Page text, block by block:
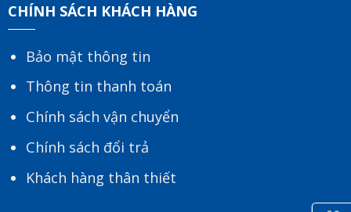
CHÍNH SÁCH KHÁCH HÀNG
Bảo mật thông tin
Thông tin thanh toán
Chính sách vận chuyển
Chính sách đổi trả
Khách hàng thân thiết